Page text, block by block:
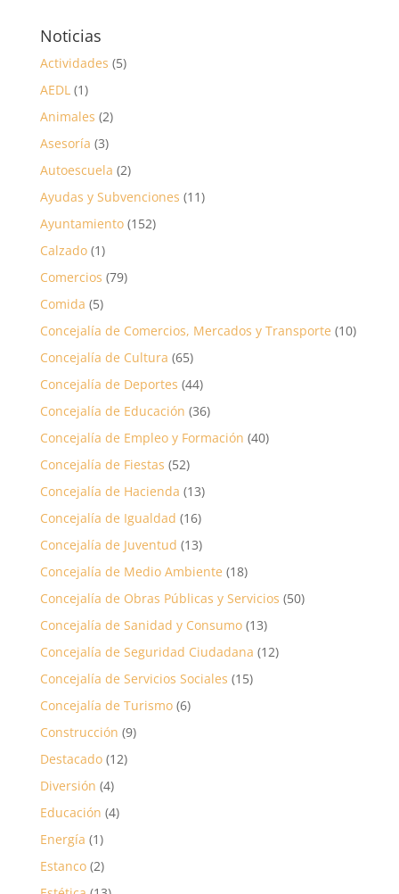
Noticias
Actividades (5)
AEDL (1)
Animales (2)
Asesoría (3)
Autoescuela (2)
Ayudas y Subvenciones (11)
Ayuntamiento(152)
Calzado(1)
Comercios (79)
Comida (5)
Concejalía de Comercios, Mercados y Transporte (10)
Concejalía de Cultura (65)
Concejalía de Deportes (44)
Concejalía de Educación (36)
Concejalía de Empleo y Formación (40)
Concejalía de Fiestas (52)
Concejalía de Hacienda (13)
Concejalía de Igualdad (16)
Concejalía de Juventud (13)
Concejalía de Medio Ambiente (18)
Concejalía de Obras Públicas y Servicios (50)
Concejalía de Sanidad y Consumo(13)
Concejalía de Seguridad Ciudadana (12)
Concejalía de Servicios Sociales (15)
Concejalía de Turismo(6)
Construcción (9)
Destacado(12)
Diversión (4)
Educación (4)
Energía (1)
Estanco(2)